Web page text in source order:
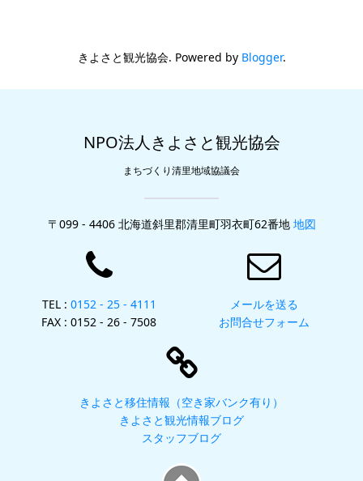
きよさと観光協会. Powered by Blogger.
NPO法人きよさと観光協会
まちづくり清里地域協議会
〒099 - 4406 北海道斜里郡清里町羽衣町62番地 地図
TEL : 0152 - 25 - 4111
FAX : 0152 - 26 - 7508
メールを送る
お問合せフォーム
きよさと移住情報（空き家バンク有り）
きよさと観光情報ブログ
スタッフブログ